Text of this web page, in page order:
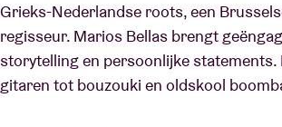
Grieks-Nederlandse roots, een
regisseur. Marios Bellas brengt
storytelling en persoonlijke
gitaren tot bouzouki en oldskool